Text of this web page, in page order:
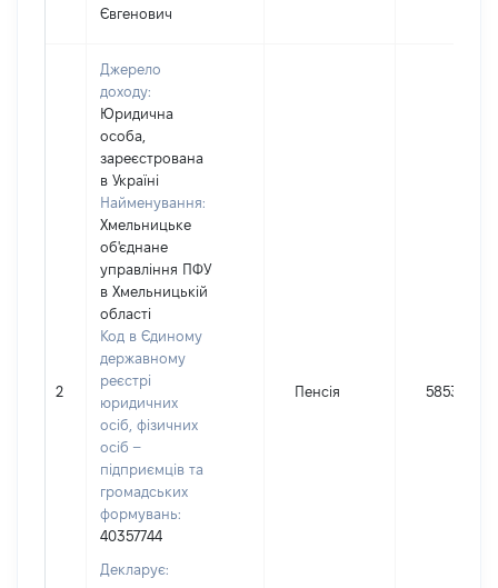
Євгенович
2
Джерело
доходу:
Юридична
особа,
зареєстрована
в Україні
Найменування:
Хмельницьке
об'єднане
управління ПФУ
в Хмельницькій
області
Код в Єдиному
державному
реєстрі
юридичних
осіб, фізичних
осіб –
підприємців та
громадських
формувань:
40357744
Декларує:
Пенсія 58539